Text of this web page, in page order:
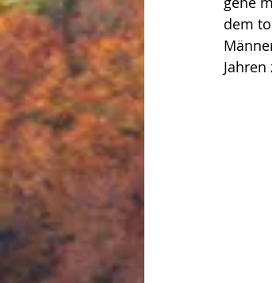
dem